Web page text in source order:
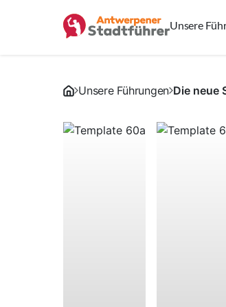
Unsere
Unsere Führungen Die neue